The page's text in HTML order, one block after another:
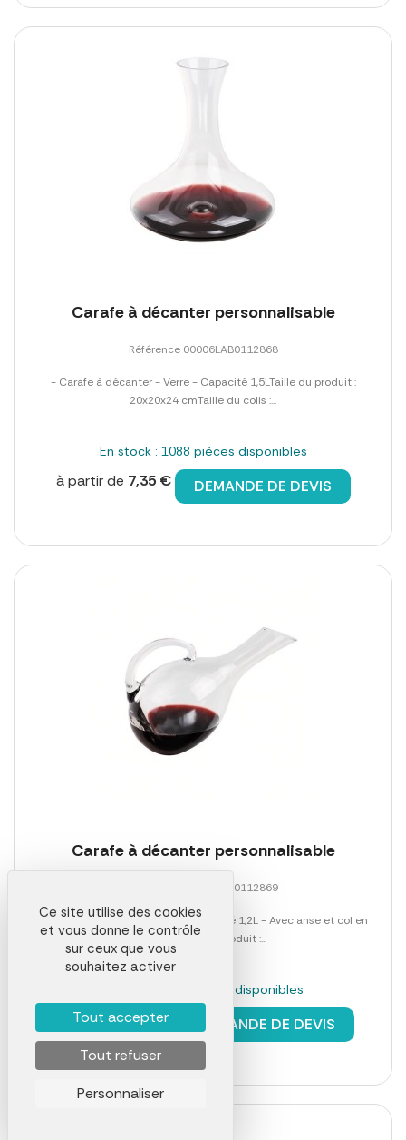
Carafe à décanter personnalisable
Référence 00006LAB0112868
- Carafe à décanter - Verre - Capacité 1,5LTaille du produit :
20x20x24 cmTaille du colis :...
En stock : 1088 pièces disponibles
à partir de 7,35 € DEMANDE DE DEVIS
Carafe à décanter personnalisable
Référence 00006LAB0112869
- Carafe à décanter - Verre - Capacité 1,2L - Avec anse et col en
biseauTaille du produit :...
En stock : 605 pièces disponibles
à partir de13,24 € DEMANDE DE DEVIS
Ce site utilise des cookies
et vous donne le contrôle
sur ceux que vous
souhaitez activer
Tout accepter
Tout refuser
Personnaliser